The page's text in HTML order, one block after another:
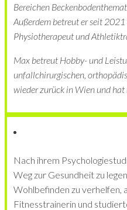
Bereichen
Außerdem betreut er seit
Physiotherapeut und
Max betreut Hobby- und
unfallchirurgischen,
wieder zurück in Wien und hat
Nach ihrem
Weg zur Gesundheit zu
Wohlbefinden zu verhelfen,
Fitnesstrainerin und